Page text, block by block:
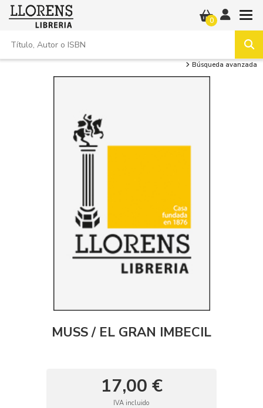
Búsqueda avanzada
0
MUSS / EL GRAN IMBECIL
17,00 €
IVA incluido